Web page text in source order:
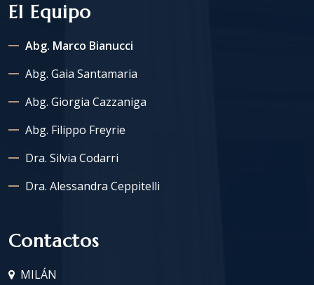
El Equipo
Abg. Marco Bianucci
Abg. Gaia Santamaria
Abg. Giorgia Cazzaniga
Abg. Filippo Freyrie
Dra. Silvia Codarri
Dra. Alessandra Ceppitelli
Contactos
MILÁN